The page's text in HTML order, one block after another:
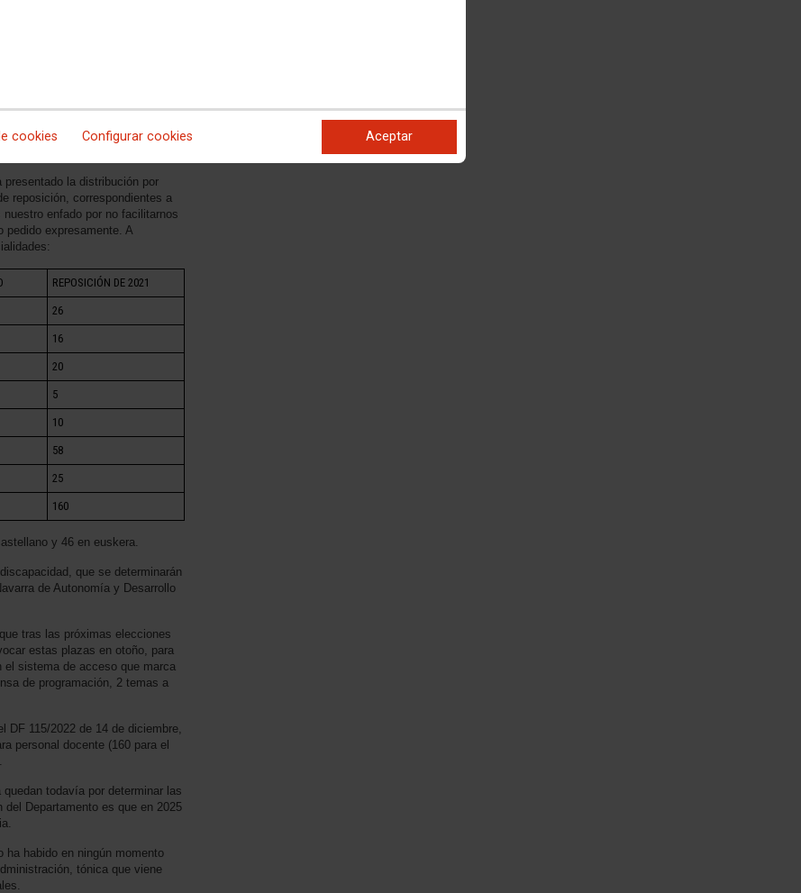
cookies Configurar cookies Aceptar
que se han tratado en la
cuestión:
del Cuerpo de Maestros.
la distribución por
reposición, correspondientes a
enfado por no facilitarnos
pedido expresamente. A
REPOSICIÓN DE 2021
26
16
20
5
10
58
25
160
y 46 en euskera.
que se determinarán
de Autonomía y Desarrollo
tras las próximas elecciones
estas plazas en otoño, para
el sistema de acceso que marca
de programación, 2 temas a
DF 115/2022 de 14 de diciembre,
personal docente (160 para el
todavía por determinar las
Departamento es que en 2025
ha habido en ningún momento
tónica que viene